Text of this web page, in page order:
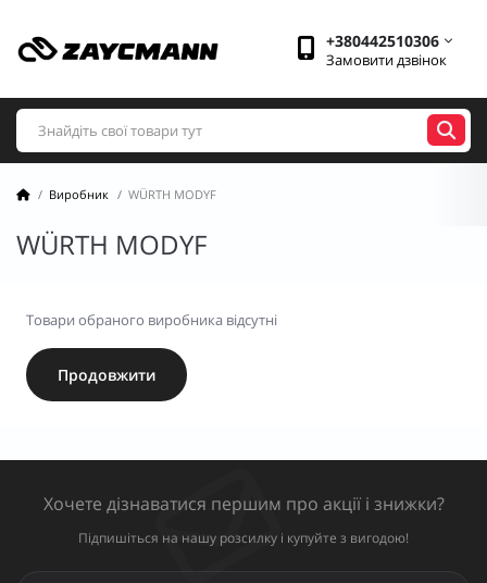
+380442510306
Замовити дзвінок
Виробник WÜRTH MODYF
WÜRTH MODYF
Товари обраного виробника відсутні
Продовжити
Хочете дізнаватися першим про акції і знижки?
Підпишіться на нашу розсилку і купуйте з вигодою!